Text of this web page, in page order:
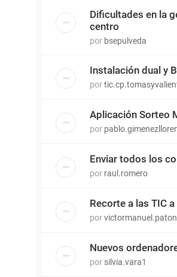
Dificultades en la
centro
por bsepulveda
Instalación dual y
por
Aplicación Sorteo
por
Enviar todos los
por raul.romero
Recorte a las TIC
por
Nuevos
por silvia.vara1